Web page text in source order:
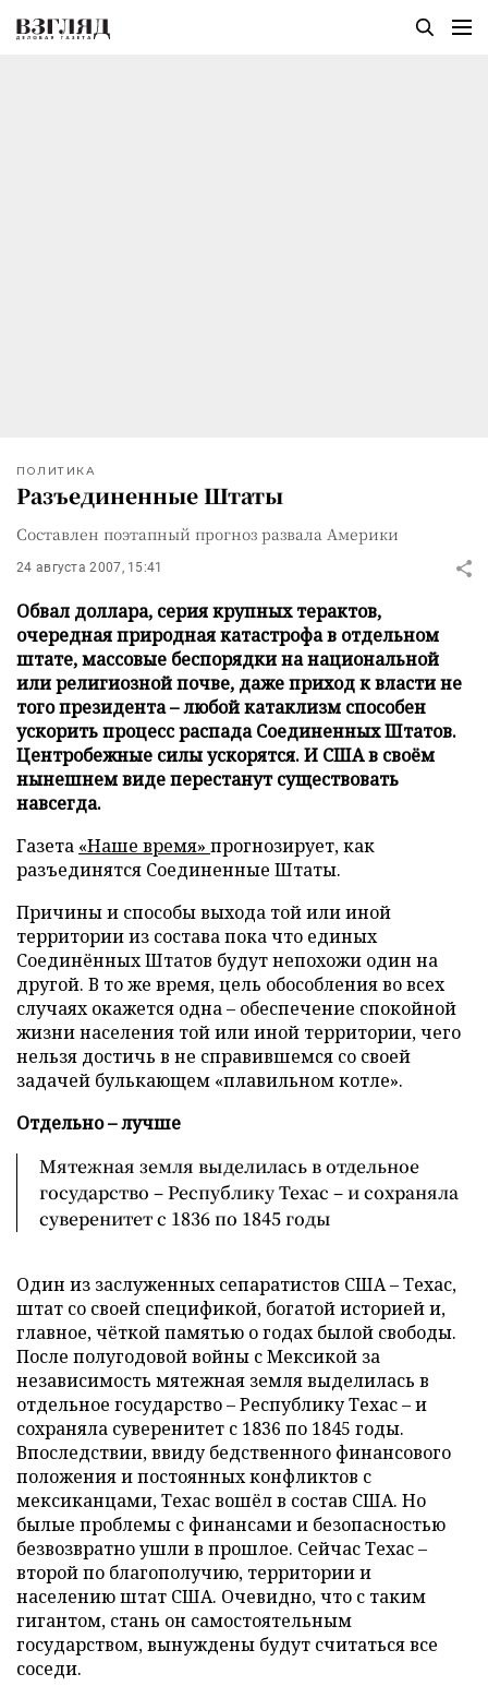
ПОЛИТИКА
Разъединенные Штаты
Составлен поэтапный прогноз развала Америки
24 августа 2007, 15:41
Обвал доллара, серия крупных терактов,
очередная природная катастрофа в отдельном
штате, массовые беспорядки на национальной
или религиозной почве, даже приход к власти не
того президента – любой катаклизм способен
ускорить процесс распада Соединенных Штатов.
Центробежные силы ускорятся. И США в своём
нынешнем виде перестанут существовать
навсегда.
Газета «Наше время» прогнозирует, как
разъединятся Соединенные Штаты.
Причины и способы выхода той или иной
территории из состава пока что единых
Соединённых Штатов будут непохожи один на
другой. В то же время, цель обособления во всех
случаях окажется одна – обеспечение спокойной
жизни населения той или иной территории, чего
нельзя достичь в не справившемся со своей
задачей булькающем «плавильном котле».
Отдельно – лучше
Мятежная земля выделилась в отдельное
государство – Республику Техас – и сохраняла
суверенитет с 1836 по 1845 годы
Один из заслуженных сепаратистов США – Техас,
штат со своей спецификой, богатой историей и,
главное, чёткой памятью о годах былой свободы.
После полугодовой войны с Мексикой за
независимость мятежная земля выделилась в
отдельное государство – Республику Техас – и
сохраняла суверенитет с 1836 по 1845 годы.
Впоследствии, ввиду бедственного финансового
положения и постоянных конфликтов с
мексиканцами, Техас вошёл в состав США. Но
былые проблемы с финансами и безопасностью
безвозвратно ушли в прошлое. Сейчас Техас –
второй по благополучию, территории и
населению штат США. Очевидно, что с таким
гигантом, стань он самостоятельным
государством, вынуждены будут считаться все
соседи.